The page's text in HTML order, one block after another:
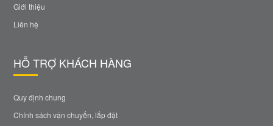
Giới thiệu
Liên hệ
HỖ TRỢ KHÁCH HÀNG
Quy định chung
Chính sách vận chuyển, lắp đặt